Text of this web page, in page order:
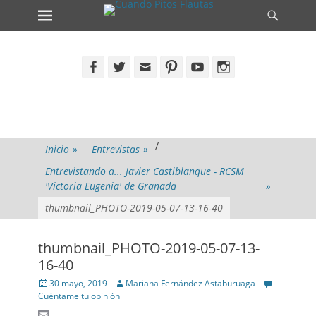
Skip
Primary Menu
Facebook
Twitter EmailPinterestYouTubeInstagram
Inicio » Entrevistas » /
Entrevistando a... Javier Castiblanque - RCSM
'Victoria Eugenia' de Granada
»
thumbnail_PHOTO-2019-05-07-13-16-40
thumbnail_PHOTO-2019-05-07-13-
16-40
Posted
on
30 mayo, 2019 Author
Mariana Fernández Astaburuaga
Cuéntame tu opinión